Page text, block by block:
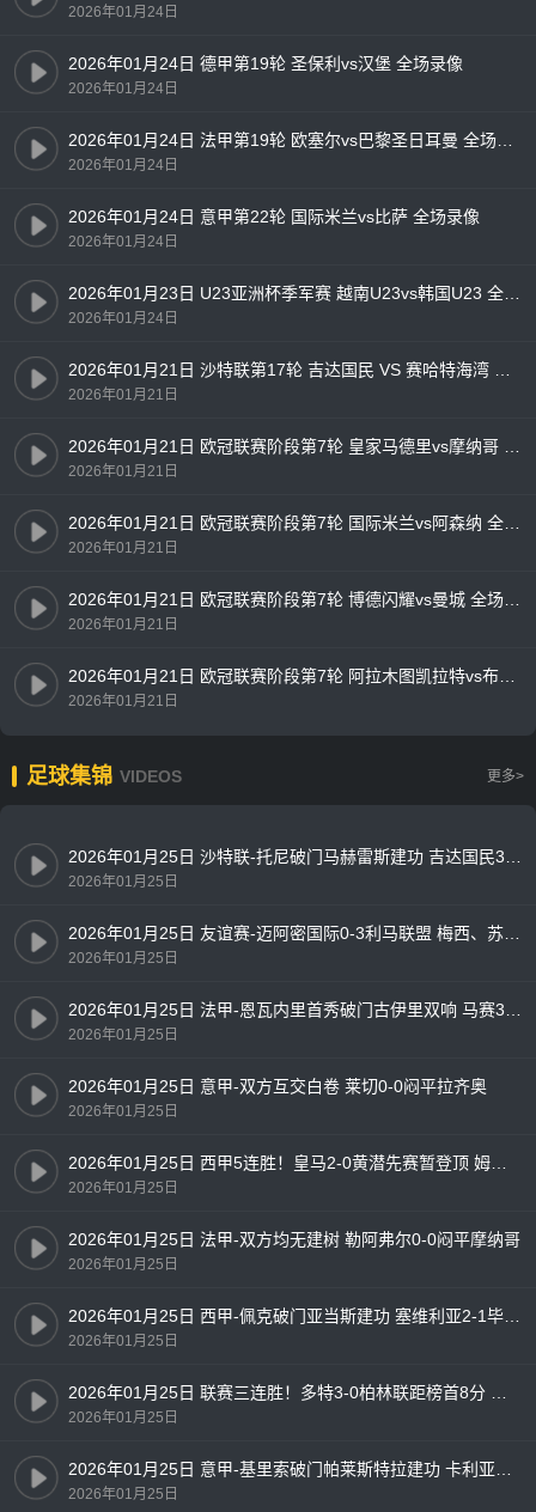
2026年01月24日
2026年01月24日 德甲第19轮 圣保利vs汉堡 全场录像
2026年01月24日
2026年01月24日
2026年01月24日 意甲第22轮 国际米兰vs比萨 全场录像
2026年01月24日
2026年01月24日
2026年01月21日
2026年01月21日
2026年01月21日
2026年01月21日
2026年01月21日
足球集锦 VIDEOS 更多>
2026年01月25日
2026年01月25日
2026年01月25日
2026年01月25日 意甲-双方互交白卷 莱切0-0闷平拉齐奥
2026年01月25日
2026年01月25日
2026年01月25日 法甲-双方均无建树 勒阿弗尔0-0闷平摩纳哥
2026年01月25日
2026年01月25日
2026年01月25日
2026年01月25日